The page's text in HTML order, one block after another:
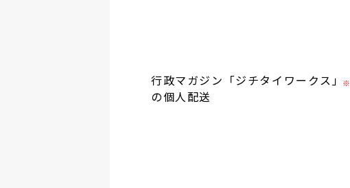
行政マガジン「ジチタイワークス」
の個人配送
※